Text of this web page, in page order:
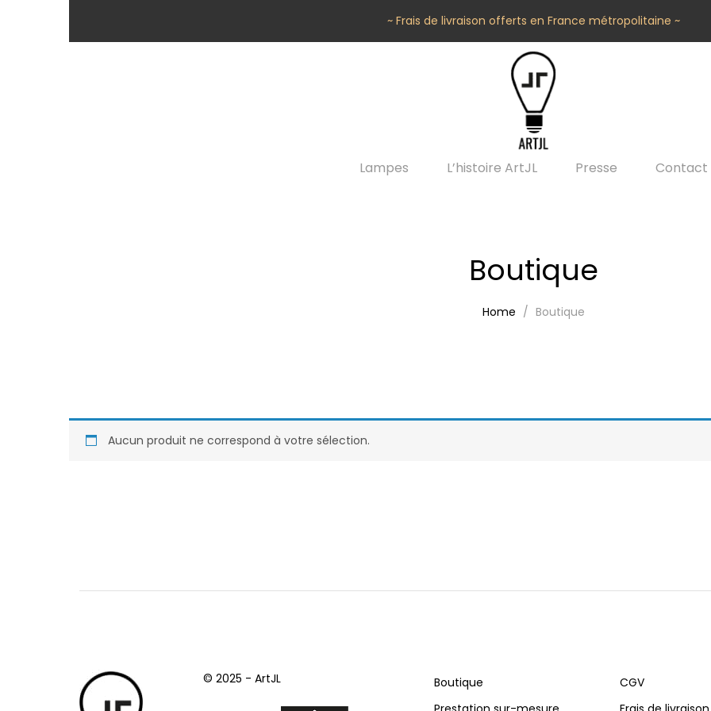
~ Frais de livraison offerts en France métropolitaine ~
Lampes L’histoire ArtJL Presse Contact
Boutique
Home Boutique
Aucun produit ne correspond à votre sélection.
© 2025 - ArtJL
Boutique
CGV